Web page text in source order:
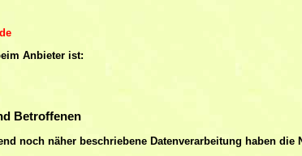
Anbieter ist:
Betroffenen
noch näher beschriebene Datenverarbeitung haben die